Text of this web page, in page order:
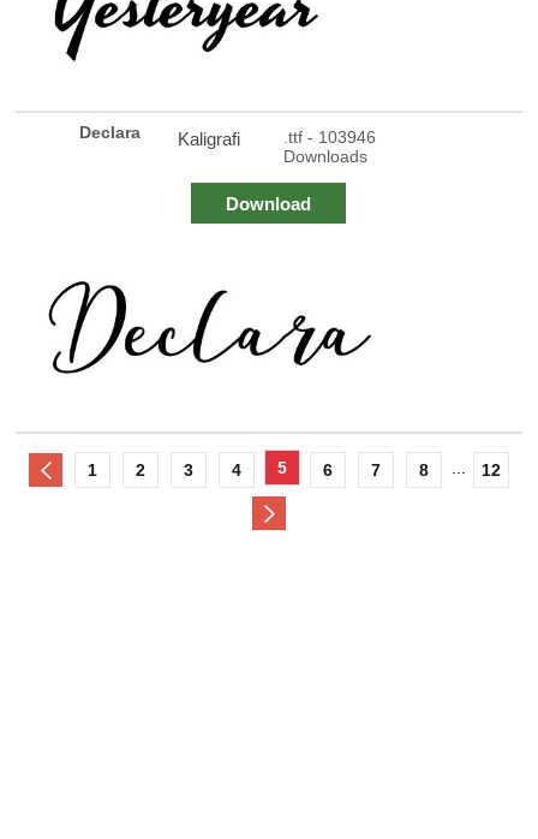
Declara Kaligrafi
.ttf - 103946
Downloads
Download
1 2 3 4 5 6 7 8 12